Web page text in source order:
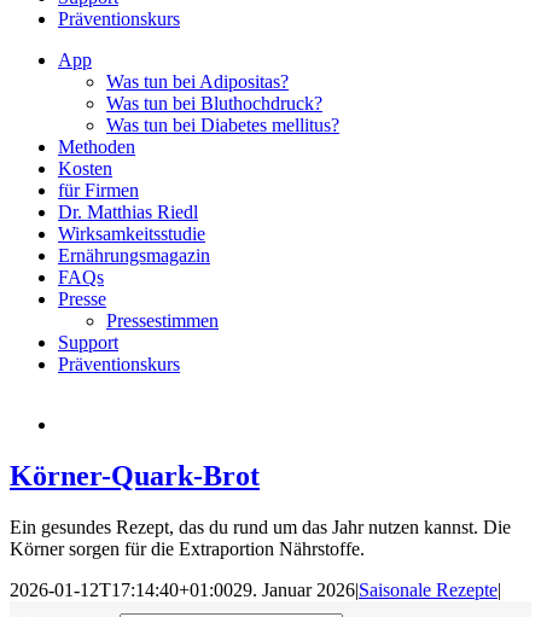
Präventionskurs
App
Was tun bei Adipositas?
Was tun bei Bluthochdruck?
Was tun bei Diabetes mellitus?
Methoden
Kosten
für Firmen
Dr. Matthias Riedl
Wirksamkeitsstudie
Ernährungsmagazin
FAQs
Presse
Pressestimmen
Support
Präventionskurs
Körner-Quark-Brot
Ein gesundes Rezept, das du rund um das Jahr nutzen kannst. Die
Körner sorgen für die Extraportion Nährstoffe.
2026-01-12T17:14:40+01:0029. Januar 2026|Saisonale Rezepte|